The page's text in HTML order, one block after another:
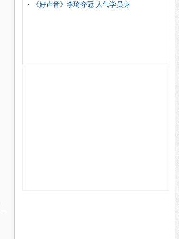
《好声音》李琦夺冠 人气学员身